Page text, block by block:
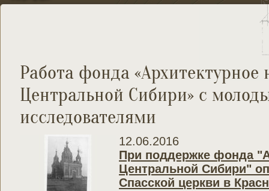
Работа фонда «Архитектурное
Центральной Сибири» с
исследователями
12.06.2016
При поддержке фонда
Центральной Сибири"
Спасской церкви в